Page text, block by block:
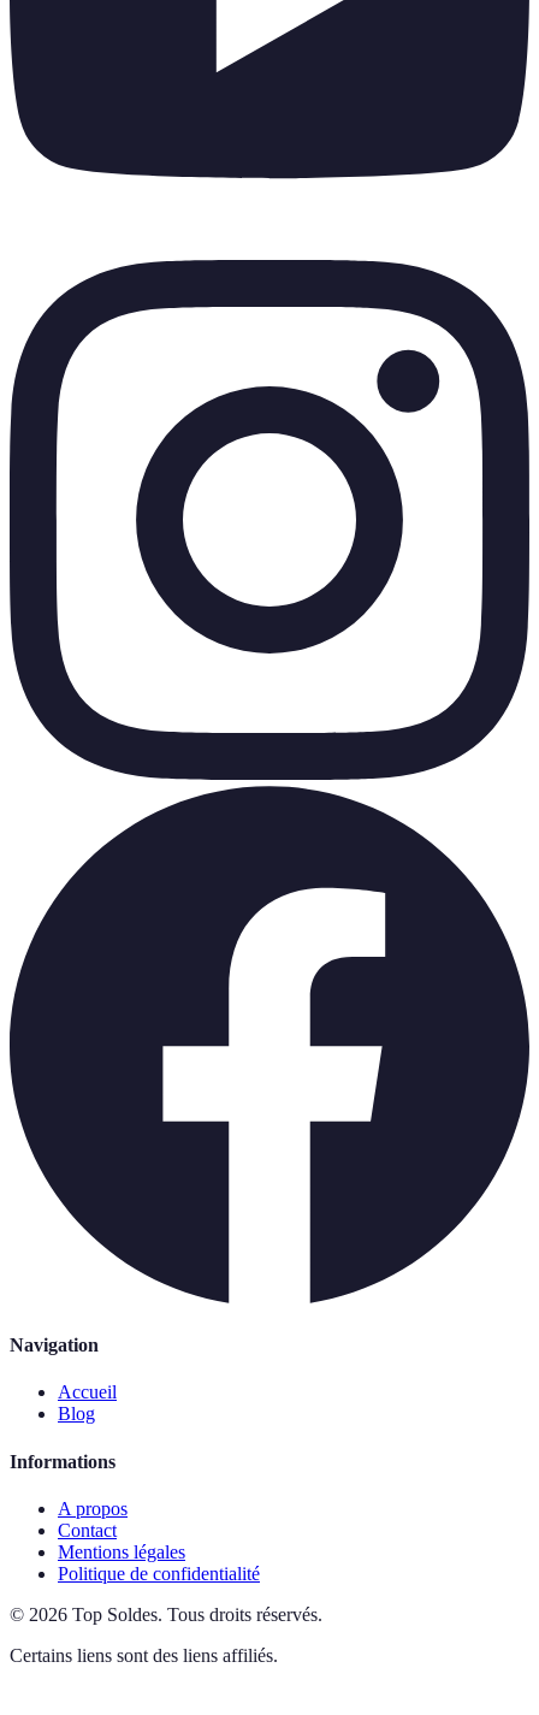
Navigation
Accueil
Blog
Informations
A propos
Contact
Mentions légales
Politique de confidentialité
© 2026 Top Soldes. Tous droits réservés.
Certains liens sont des liens affiliés.